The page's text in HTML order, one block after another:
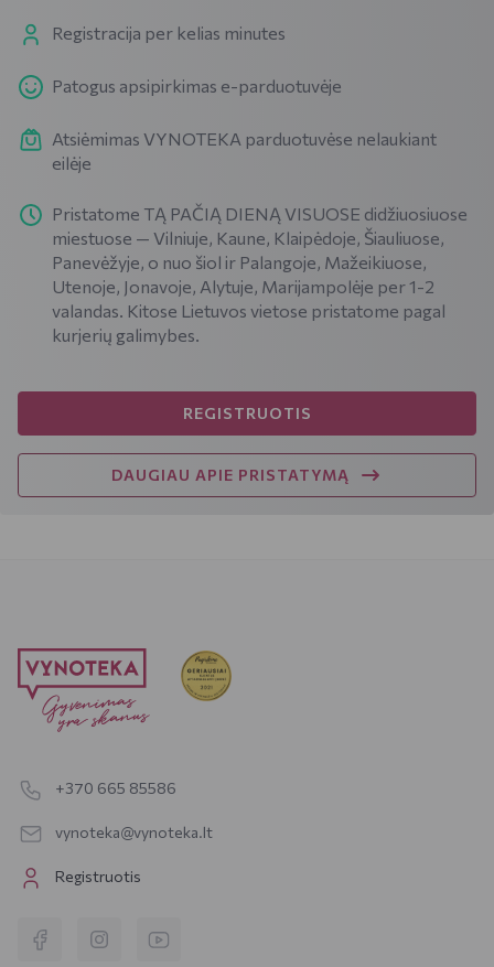
Registracija per kelias minutes
Patogus apsipirkimas e-parduotuvėje
Atsiėmimas VYNOTEKA parduotuvėse nelaukiant
eilėje
Pristatome TĄ PAČIĄ DIENĄ VISUOSE didžiuosiuose
miestuose — Vilniuje, Kaune, Klaipėdoje, Šiauliuose,
Panevėžyje, o nuo šiol ir Palangoje, Mažeikiuose,
Utenoje, Jonavoje, Alytuje, Marijampolėje per 1-2
valandas. Kitose Lietuvos vietose pristatome pagal
kurjerių galimybes.
REGISTRUOTIS
DAUGIAU APIE PRISTATYMĄ
+370 665 85586
vynoteka@vynoteka.lt
Registruotis